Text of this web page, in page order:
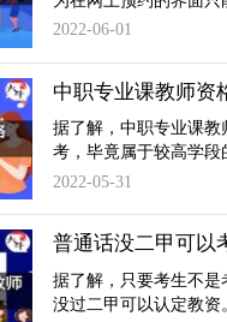
2022-06-01
据了解，中职专业课教
考，毕竟属于较高学段
果…
2022-05-31
据了解，只要考生不是
没过二甲可以认定教资